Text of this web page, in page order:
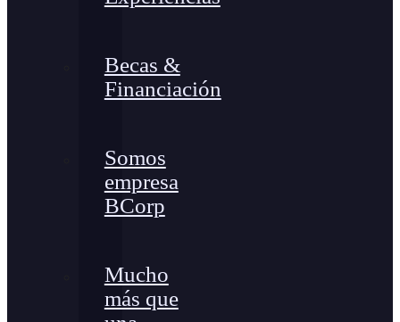
Becas &
Financiación
Somos
empresa
BCorp
Mucho
más que